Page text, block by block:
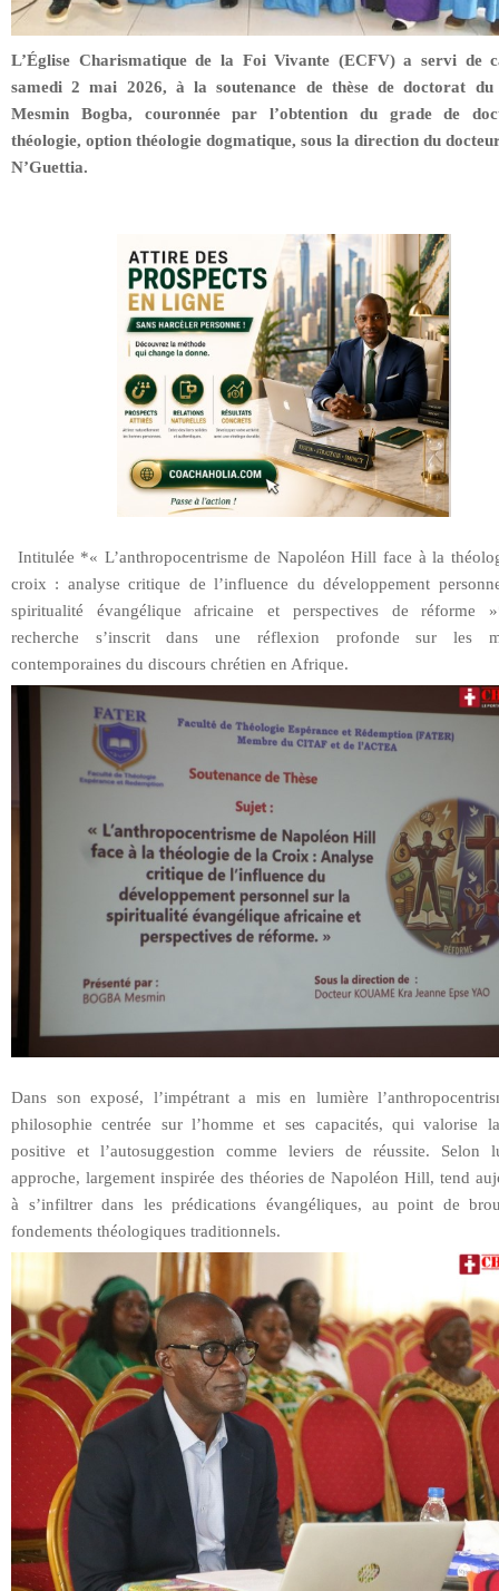
L’Église Charismatique de la Foi Vivante (ECFV) a servi de
samedi 2 mai 2026, à la soutenance de thèse de doctorat du
Mesmin Bogba, couronnée par l’obtention du grade de
théologie, option théologie dogmatique, sous la direction du
N’Guettia.
Intitulée *« L’anthropocentrisme de Napoléon Hill face à la
croix : analyse critique de l’influence du développement
spiritualité évangélique africaine et perspectives de réforme
recherche s’inscrit dans une réflexion profonde sur les
contemporaines du discours chrétien en Afrique.
Dans son exposé, l’impétrant a mis en lumière
philosophie centrée sur l’homme et ses capacités, qui valorise
positive et l’autosuggestion comme leviers de réussite. Selon
approche, largement inspirée des théories de Napoléon Hill, tend
à s’infiltrer dans les prédications évangéliques, au point de
fondements théologiques traditionnels.